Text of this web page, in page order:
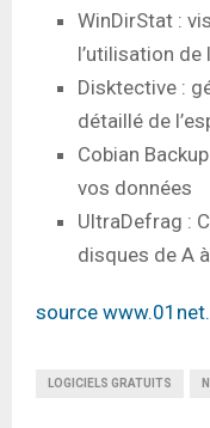
WinDirStat :
l’utilisation de
Disktective :
détaillé de
Cobian
vos données
UltraDefrag :
disques de A
source
LOGICIELS GRATUITS